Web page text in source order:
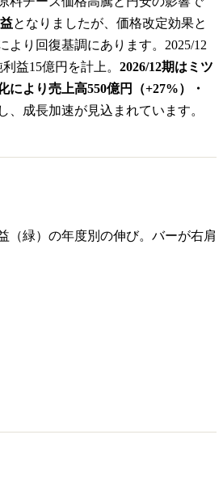
となりましたが、価格改定効果と
より回復基調にあります。2025/12
益15億円を計上。 2026/12期はミツ
により売上高550億円（+27%）・
し、成長加速が見込まれています。
（緑）の年度別の伸び。バーが右肩